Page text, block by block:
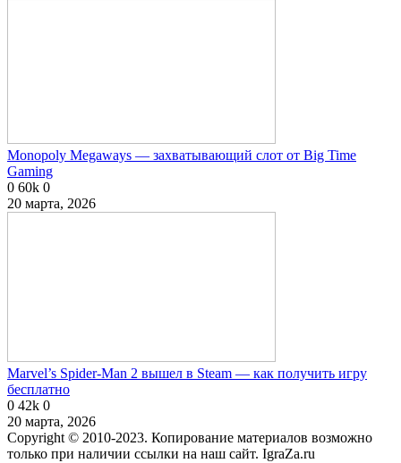
Monopoly Megaways — захватывающий слот от Big Time
Gaming
0 60k 0
20 марта, 2026
Marvel’s Spider-Man 2 вышел в Steam — как получить игру
бесплатно
0 42k 0
20 марта, 2026
Copyright © 2010-2023. Копирование материалов возможно
только при наличии ссылки на наш сайт. IgraZa.ru